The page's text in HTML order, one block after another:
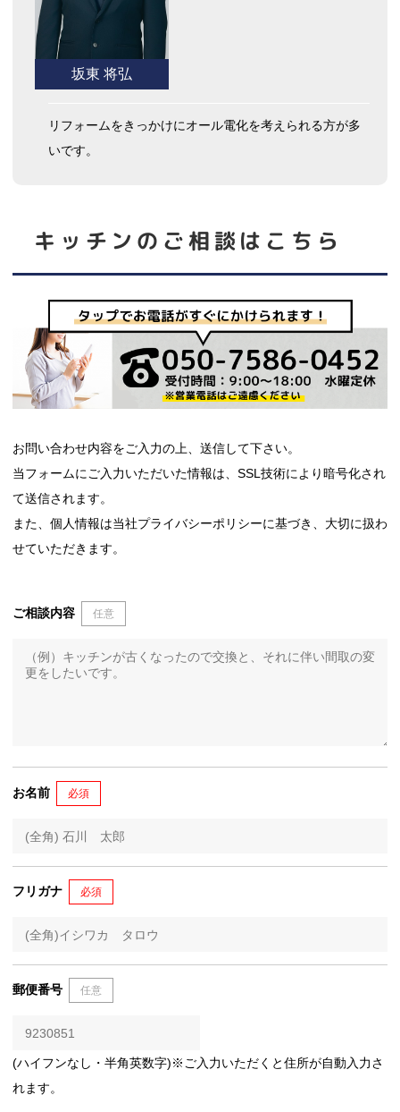
坂東 将弘
リフォームをきっかけにオール電化を考えられる方が多
いです。
キッチン のご相談はこちら
お問い合わせ内容をご入力の上、送信して下さい。
当フォームにご入力いただいた情報は、SSL技術により暗号化され
て送信されます。
また、個人情報は当社プライバシーポリシーに基づき、大切に扱わ
せていただきます。
ご相談内容 任意
お名前 必須
フリガナ 必須
郵便番号 任意
(ハイフンなし・半角英数字)※ご入力いただくと住所が自動入力さ
れます。